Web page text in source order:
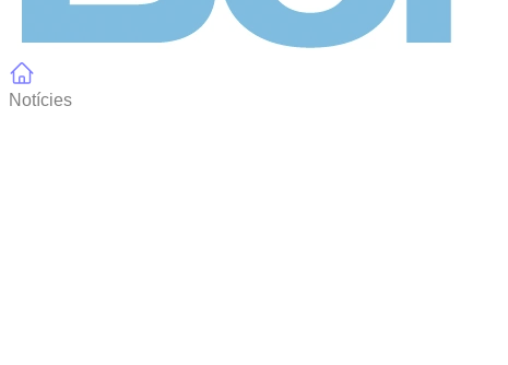
Notícies